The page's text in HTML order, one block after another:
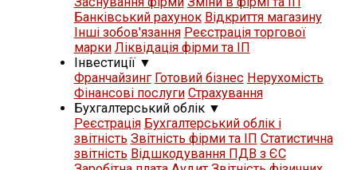
Банківський рахунок Відкриття магазину
Iнші зобов'язання Реєстрація торгової
марки Ліквідація фірми та ІП
Iнвестиції ▼
Франчайзинг Готовий бізнес Нерухомість
Фінансові послуги Страхування
Бухгалтерський облік ▼
Реєстрація Бухгалтерський облік і
звітність Звітність фірми та ІП Статистична
звітність Відшкодування ПДВ з ЄС